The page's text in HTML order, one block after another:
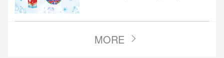
MORE